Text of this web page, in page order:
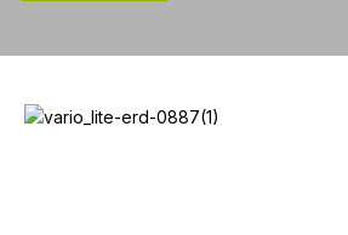
Nuovo Ortlieb Vario Lite